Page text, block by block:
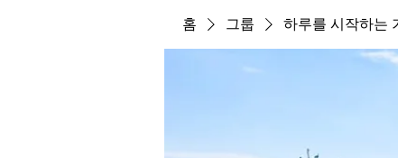
홈 그룹 하루를 시작하는